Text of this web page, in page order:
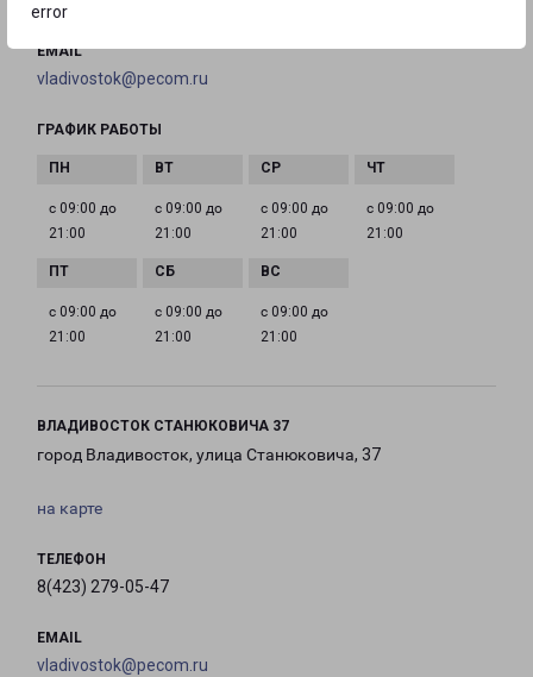
error
EMAIL
vladivostok@pecom.ru
ГРАФИК РАБОТЫ
с 09:00 до
21:00
с 09:00 до
21:00
с 09:00 до
21:00
с 09:00 до
21:00
с 09:00 до
21:00
с 09:00 до
21:00
с 09:00 до
21:00
ВЛАДИВОСТОК СТАНЮКОВИЧА 37
город Владивосток, улица Станюковича, 37
на карте
ТЕЛЕФОН
8(423) 279-05-47
EMAIL
vladivostok@pecom.ru